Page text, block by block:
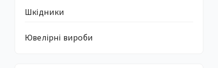
Шкідники
Ювелірні вироби